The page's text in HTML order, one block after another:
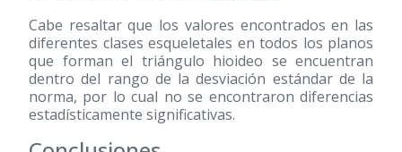
Cabe resaltar que los valores encontrados en las
diferentes clases esqueletales en todos los planos
que forman el triángulo hioideo se encuentran
dentro del rango de la desviación estándar de la
norma, por lo cual no se encontraron diferencias
estadísticamente significativas.